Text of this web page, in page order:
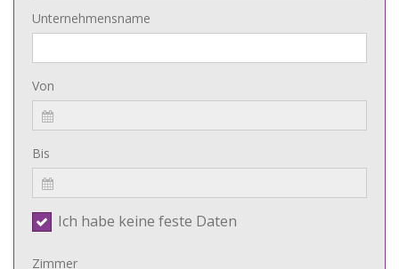
Unternehmensname
Von
Bis
Ich habe keine feste Daten
Zimmer